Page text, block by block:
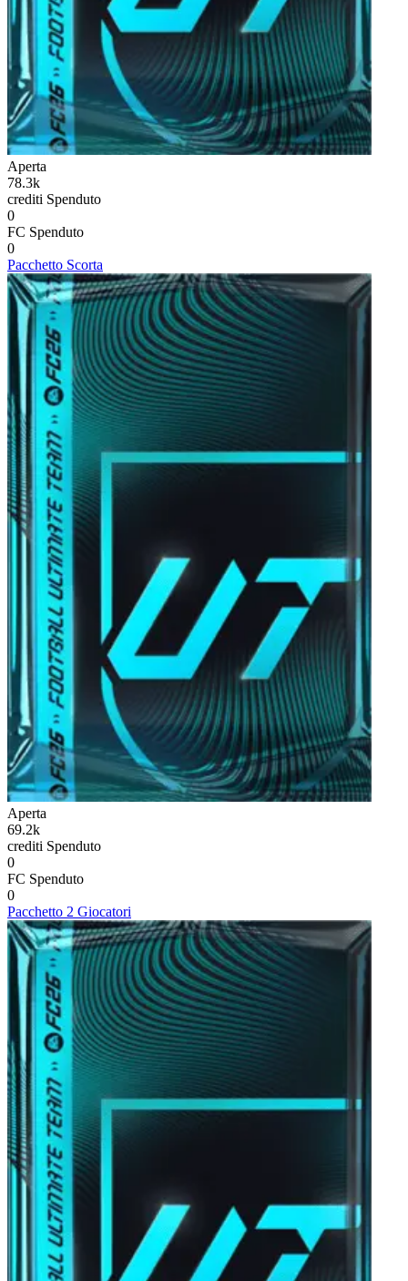
Aperta
78.3k
crediti Spenduto
0
FC Spenduto
0
Pacchetto Scorta
Aperta
69.2k
crediti Spenduto
0
FC Spenduto
0
Pacchetto 2 Giocatori